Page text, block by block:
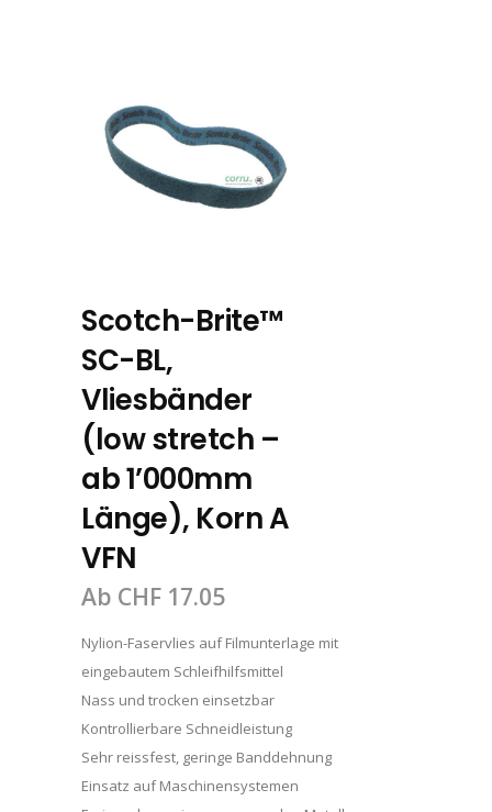
Scotch-Brite™
SC-BL,
Vliesbänder
(low stretch –
ab 1’000mm
Länge), Korn A
VFN
Ab CHF 17.05
Nylion-Faservlies auf Filmunterlage mit
eingebautem Schleifhilfsmittel
Nass und trocken einsetzbar
Kontrollierbare Schneidleistung
Sehr reissfest, geringe Banddehnung
Einsatz auf Maschinensystemen